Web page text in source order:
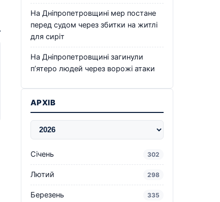
На Дніпропетровщині мер постане
перед судом через збитки на житлі
для сиріт
На Дніпропетровщині загинули
п’ятеро людей через ворожі атаки
АРХІВ
Січень 302
Лютий 298
Березень 335